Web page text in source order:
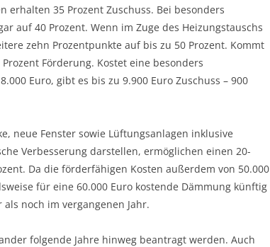
erhalten 35 Prozent Zuschuss. Bei besonders
auf 40 Prozent. Wenn im Zuge des Heizungstauschs
zehn Prozentpunkte auf bis zu 50 Prozent. Kommt
Förderung. Kostet eine besonders
Euro, gibt es bis zu 9.900 Euro Zuschuss – 900
neue Fenster sowie Lüftungsanlagen inklusive
Verbesserung darstellen, ermöglichen einen 20-
Da die förderfähigen Kosten außerdem von 50.000
für eine 60.000 Euro kostende Dämmung künftig
als noch im vergangenen Jahr.
folgende Jahre hinweg beantragt werden. Auch